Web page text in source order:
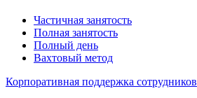
Частичная занятость
Полная занятость
Полный день
Вахтовый метод
Корпоративная поддержка сотрудников